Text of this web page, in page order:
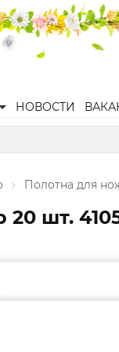
НОВОСТИ
Полотна для
шт.